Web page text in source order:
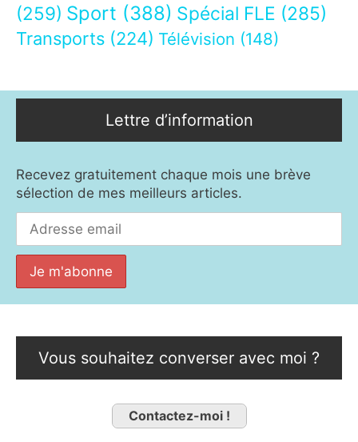
(259) Sport (388) Spécial FLE (285)
Transports (224) Télévision (148)
Lettre d’information
Recevez gratuitement chaque mois une brève
sélection de mes meilleurs articles.
Vous souhaitez converser avec moi ?
Contactez-moi !